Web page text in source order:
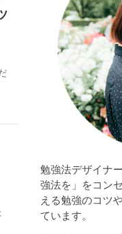
勉強法デザイナ
強法を」をコン
える勉強のコツ
ています。